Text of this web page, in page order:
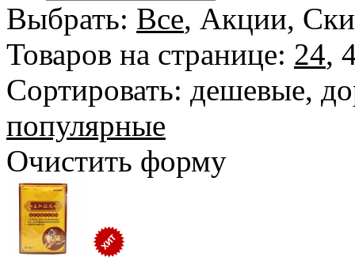
Выбрать: Все, Акции,
Товаров на странице: 24,
Сортировать: дешевые,
популярные
Очистить форму